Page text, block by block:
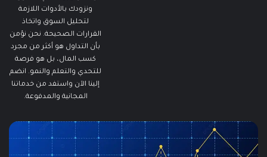
ونزودك بالأدوات اللازمة
لتحليل السوق واتخاذ
القرارات الصحيحة. نحن نؤمن
بأن التداول هو أكثر من مجرد
كسب المال، بل هو فرصة
للتحدي والتعلم والنمو. انضم
إلينا الآن واستفد من خدماتنا
المجانية والمدفوعة.
مطالبات
البطالة
في